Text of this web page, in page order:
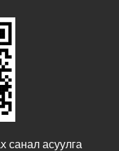
санал асуулга